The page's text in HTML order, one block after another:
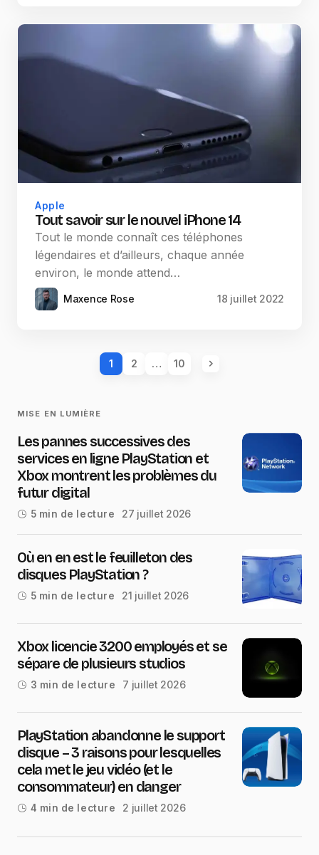
Apple
Tout savoir sur le nouvel iPhone 14
Tout le monde connaît ces téléphones
légendaires et d’ailleurs, chaque année
environ, le monde attend…
Maxence Rose 18 juillet 2022
1 2 … 10
MISE EN LUMIÈRE
Les pannes successives des
services en ligne PlayStation et
Xbox montrent les problèmes du
futur digital
5 min de lecture 27 juillet 2026
Où en en est le feuilleton des
disques PlayStation ?
5 min de lecture 21 juillet 2026
Xbox licencie 3200 employés et se
sépare de plusieurs studios
3 min de lecture 7 juillet 2026
PlayStation abandonne le support
disque – 3 raisons pour lesquelles
cela met le jeu vidéo (et le
consommateur) en danger
4 min de lecture 2 juillet 2026